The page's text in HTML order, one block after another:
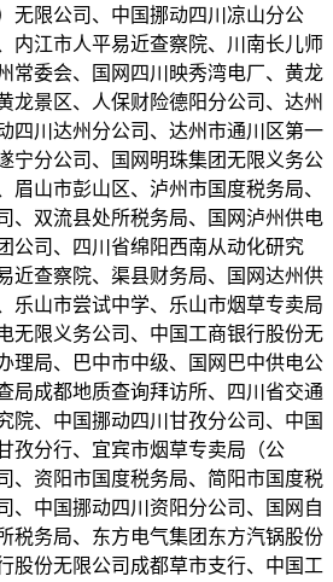
无限公司、中国挪动四川凉山分公
内江市人平易近查察院、川南长儿师
常委会、国网四川映秀湾电厂、黄龙
景区、人保财险德阳分公司、达州
四川达州分公司、达州市通川区第一
宁分公司、国网明珠集团无限义务公
眉山市彭山区、泸州市国度税务局、
、双流县处所税务局、国网泸州供电
公司、四川省绵阳西南从动化研究
近查察院、渠县财务局、国网达州供
乐山市尝试中学、乐山市烟草专卖局
无限义务公司、中国工商银行股份无
理局、巴中市中级、国网巴中供电公
局成都地质查询拜访所、四川省交通
院、中国挪动四川甘孜分公司、中国
孜分行、宜宾市烟草专卖局（公
、资阳市国度税务局、简阳市国度税
、中国挪动四川资阳分公司、国网自
税务局、东方电气集团东方汽锅股份
股份无限公司成都草市支行、中国工